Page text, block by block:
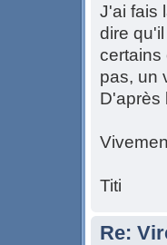
J'ai fais
dire
certains
pas, un
D'après
Titi
Re: